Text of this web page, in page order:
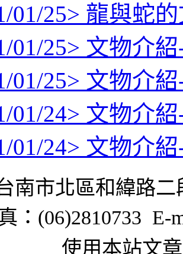
01/25> 龍與蛇
01/25> 文物介
01/25> 文物介
01/24> 文物介
01/24> 文物介
南市北區和緯路二
： (06)2810733 E-
使用本站文